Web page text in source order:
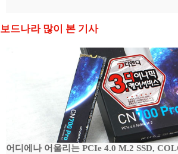
보드나라 많이 본 기사
어디에나 어울리는 PCIe 4.0 M.2 SSD,